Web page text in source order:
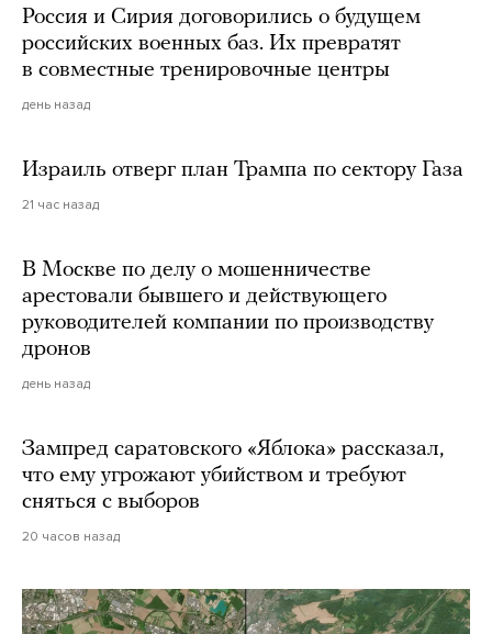
Россия и Сирия договорились о будущем
российских военных баз. Их превратят
в совместные тренировочные центры
день назад
Израиль отверг план Трампа по сектору Газа
21 час назад
В Москве по делу о мошенничестве
арестовали бывшего и действующего
руководителей компании по производству
дронов
день назад
Зампред саратовского «Яблока» рассказал,
что ему угрожают убийством и требуют
сняться с выборов
20 часов назад